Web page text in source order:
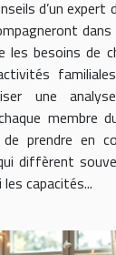
d’un expert
les besoins de
une
membre
prendre en
diffèrent
capacités...